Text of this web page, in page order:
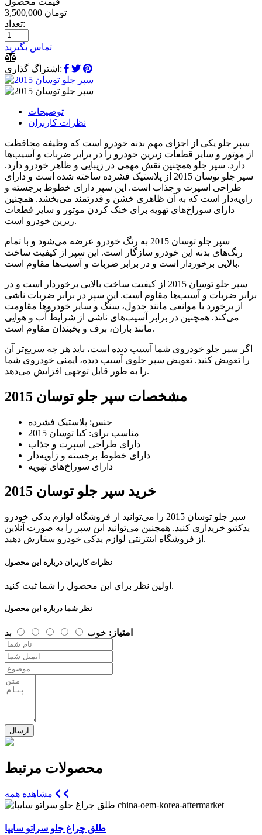
3,500,000 تومان
تعداد:
تماس بگیرید
اشتراگ گذاری:
توضیحات
نظرات کاربران
سپر جلو یکی از اجزای مهم بدنه خودرو است که وظیفه محافظت
از موتور و سایر قطعات زیرین خودرو را در برابر ضربات و آسیب‌ها
دارد. سپر جلو همچنین نقش مهمی در زیبایی و ظاهر خودرو دارد.
سپر جلو توسان 2015 از پلاستیک فشرده ساخته شده است و دارای
طراحی اسپرت و جذاب است. این سپر دارای خطوط برجسته و
زاویه‌دار است که به آن ظاهری خشن و قدرتمند می‌بخشد. همچنین
دارای سوراخ‌های تهویه برای خنک کردن موتور و سایر قطعات
زیرین خودرو است.
سپر جلو توسان 2015 به رنگ خودرو عرضه می‌شود و با تمام
رنگ‌های بدنه این خودرو سازگار است. این سپر از کیفیت ساخت
بالایی برخوردار است و در برابر ضربات و آسیب‌ها مقاوم است.
سپر جلو توسان 2015 از کیفیت ساخت بالایی برخوردار است و در
برابر ضربات و آسیب‌ها مقاوم است. این سپر در برابر ضربات ناشی
از برخورد با موانعی مانند جدول، سنگ و سایر خودروها مقاومت
می‌کند. همچنین در برابر آسیب‌های ناشی از شرایط آب و هوایی
مانند باران، برف و یخبندان مقاوم است.
اگر سپر جلو خودروی شما آسیب دیده است، باید هر چه سریع‌تر آن
را تعویض کنید. تعویض سپر جلوی آسیب دیده، ایمنی خودروی شما
را به طور قابل توجهی افزایش می‌دهد.
مشخصات سپر جلو توسان 2015
جنس: پلاستیک فشرده
مناسب برای: کیا توسان 2015
دارای طراحی اسپرت و جذاب
دارای خطوط برجسته و زاویه‌دار
دارای سوراخ‌های تهویه
خرید سپر جلو توسان 2015
سپر جلو توسان 2015 را می‌توانید از فروشگاه‌ لوازم یدکی خودرو
یدکتیو خریداری کنید. همچنین می‌توانید این سپر را به صورت آنلاین
از فروشگاه‌ اینترنتی لوازم یدکی خودرو سفارش دهید.
نظرات کاربران درباره این محصول
اولین نظر برای این محصول را شما ثبت کنید.
نظر شما درباره این محصول
امتیاز: خوب بد
ارسال
محصولات مرتبط
china-oem-korea-aftermarket
طلق چراغ جلو سراتو سایپا